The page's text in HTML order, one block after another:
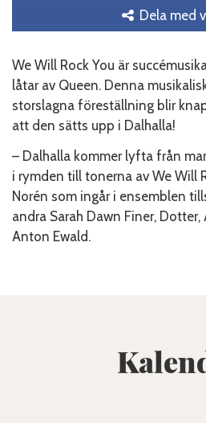
Dela med
We Will Rock You är
låtar av Queen. Denna
storslagna föreställning blir
att den sätts upp i Dalhalla!
– Dalhalla kommer lyfta från
i rymden till tonerna av We Will
Norén som ingår i ensemblen
andra Sarah Dawn Finer, Dotter,
Anton Ewald.